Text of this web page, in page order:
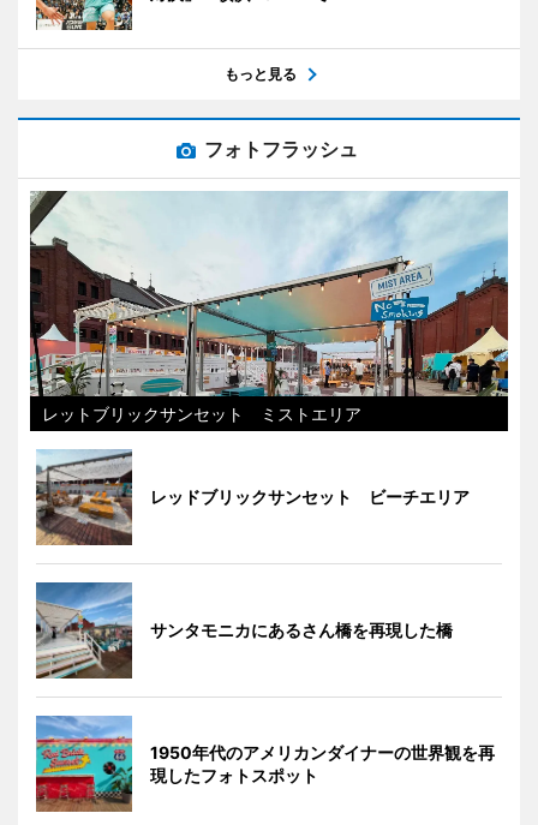
もっと見る
フォトフラッシュ
レットブリックサンセット ミストエリア
レッドブリックサンセット ビーチエリア
サンタモニカにあるさん橋を再現した橋
1950年代のアメリカンダイナーの世界観を再
現したフォトスポット